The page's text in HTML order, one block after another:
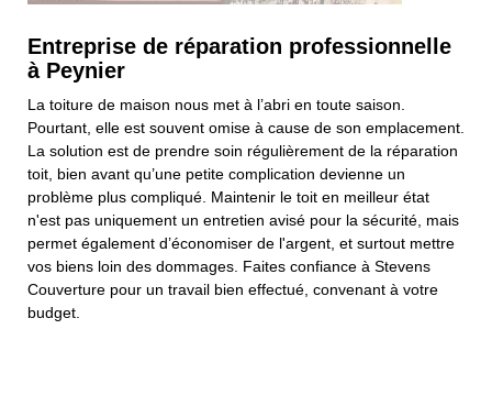
Entreprise de réparation professionnelle
à Peynier
La toiture de maison nous met à l’abri en toute saison.
Pourtant, elle est souvent omise à cause de son emplacement.
La solution est de prendre soin régulièrement de la réparation
toit, bien avant qu’une petite complication devienne un
problème plus compliqué. Maintenir le toit en meilleur état
n'est pas uniquement un entretien avisé pour la sécurité, mais
permet également d’économiser de l'argent, et surtout mettre
vos biens loin des dommages. Faites confiance à Stevens
Couverture pour un travail bien effectué, convenant à votre
budget.